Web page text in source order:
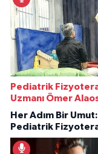
Pediatrik
Uzmanı Ömer
Her Adım Bir Umut:
Pediatrik
İlham Veren